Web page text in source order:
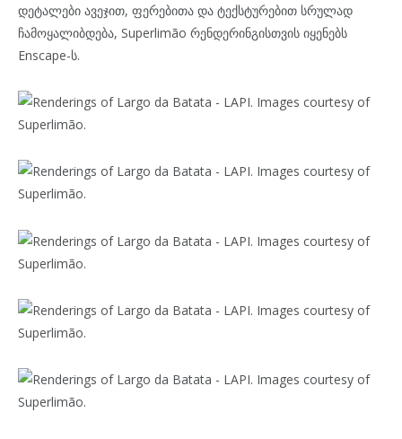
დეტალები ავეჯით, ფერებითა და ტექსტურებით სრულად
ჩამოყალიბდება, Superlimão რენდერინგისთვის იყენებს
Enscape-ს.